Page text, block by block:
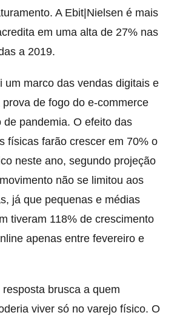
A Ebit|Nielsen é mais
em uma alta de 27% nas
a 2019.
um marco das vendas digitais e
de fogo do e-commerce
de pandemia. O efeito das
físicas farão crescer em 70% o
neste ano, segundo projeção
não se limitou aos
já que pequenas e médias
tiveram 118% de crescimento
apenas entre fevereiro e
resposta brusca a quem
viver só no varejo físico. O